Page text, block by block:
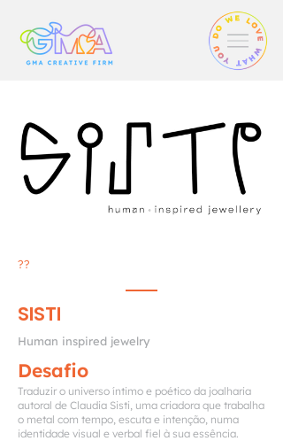
??
SISTI
Human inspired jewelry
Desafio
Traduzir o universo íntimo e poético da joalharia
autoral de Claudia Sisti, uma criadora que trabalha
o metal com tempo, escuta e intenção, numa
identidade visual e verbal fiel à sua essência.